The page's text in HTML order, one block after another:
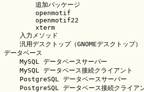
        追加パッケージ
openmotif
openmotif22
xterm
入力メソッド
汎用デスクトップ（GNOMEデスクトップ
データベース
MySQL データベースサーバー
MySQL データベース接続クライアント
PostgreSQL データベースサーバー
PostgreSQL データベース接続クライア